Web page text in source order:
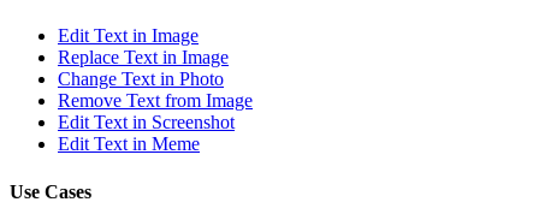
Edit Text in Image
Replace Text in Image
Change Text in Photo
Remove Text from Image
Edit Text in Screenshot
Edit Text in Meme
Use Cases